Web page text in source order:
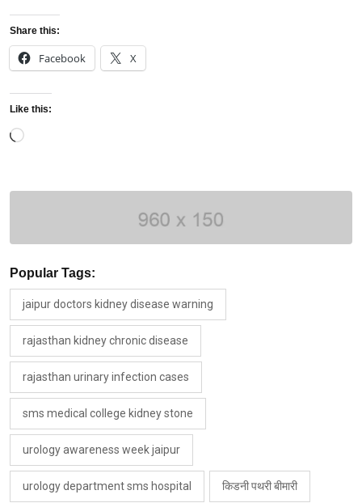
Share this:
Facebook X
Like this:
Loading…
Popular Tags:
jaipur doctors kidney disease warning
rajasthan kidney chronic disease
rajasthan urinary infection cases
sms medical college kidney stone
urology awareness week jaipur
urology department sms hospital किडनी पथरी बीमारी